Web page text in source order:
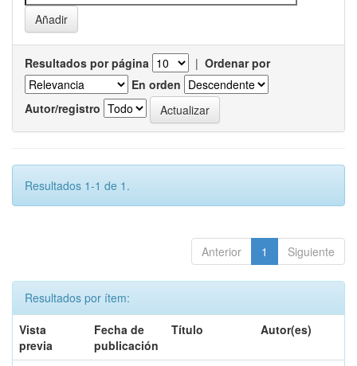
Resultados por página | Ordenar por
En orden
Autor/registro
Resultados 1-1 de 1.
Anterior 1 Siguiente
Resultados por ítem:
Vista
previa
Fecha de
publicación
Título Autor(es)